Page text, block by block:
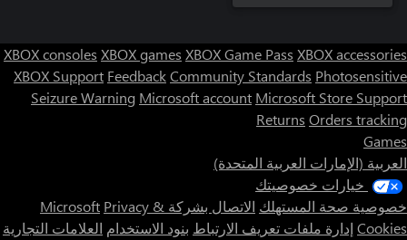
XBOX consoles XBOX games XBOX Game Pass XBOX accessories
XBOX Support FeedbackCommunity Standards Photosensitive
Seizure Warning Microsoft account Microsoft Store Support
Returns Orders tracking
Games
العربية (الإمارات العربية المتحدة)
خيارات خصوصيتك
خصوصية صحة المستهلك الاتصال بشركة Microsoft Privacy &
Cookies إدارة ملفات تعريف الارتباط بنود الاستخدام العلامات التجارية